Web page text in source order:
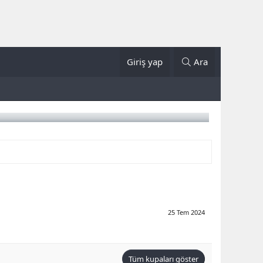
Giriş yap Ara
25 Tem 2024
Tüm kupaları göster